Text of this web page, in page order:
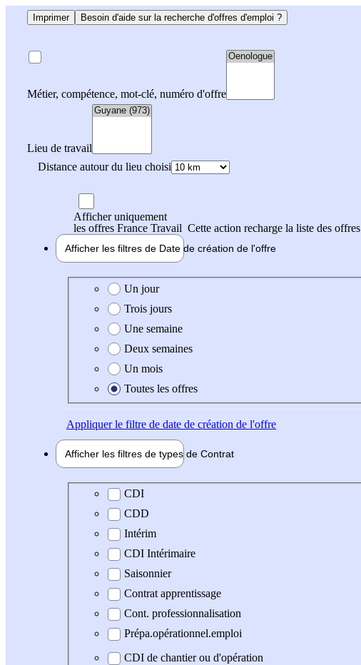
Imprimer Besoin d'aide sur la recherche d'offres d'emploi ?
Métier, compétence, mot-clé, numéro d'offre
Lieu de travail
Distance autour du lieu choisi
Afficher uniquement
les offres France Travail Cette action recharge la liste des offres
Afficher les filtres de Date de création de l'offre
Date de création de l'offre
Un jour
Trois jours
Une semaine
Deux semaines
Un mois
Toutes les offres
Appliquerle filtre de date de création de l'offre
Afficher les filtres de types de Contrat
Type de contrat
CDI
CDD
Intérim
CDI Intérimaire
Saisonnier
Contrat apprentissage
Cont. professionnalisation
Prépa.opérationnel.emploi
CDI de chantier ou d'opération